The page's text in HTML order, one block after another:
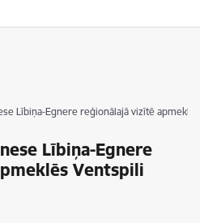
Lībiņa-Egnere reģionālajā vizītē
Lībiņa-Egnere
Ventspili